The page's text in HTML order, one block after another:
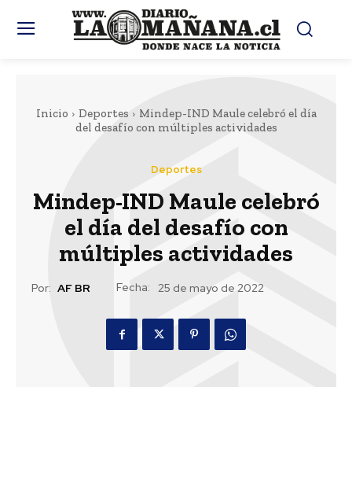
Inicio Deportes
Mindep-IND Maule celebró el día
del desafío con múltiples actividades
Deportes
Mindep-IND Maule celebró
el día del desafío con
múltiples actividades
Por: AF BR Fecha: 25 de mayo de 2022